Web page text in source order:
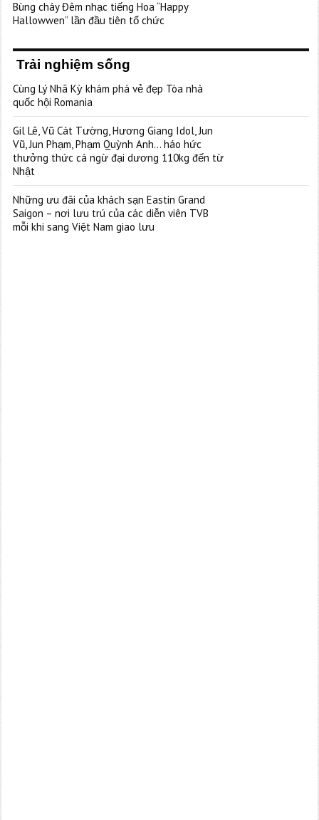
Bùng cháy Đêm nhạc tiếng Hoa “Happy
Hallowwen” lần đầu tiên tổ chức
Trải nghiệm sống
Cùng Lý Nhã Kỳ khám phá vẻ đẹp Tòa nhà
quốc hội Romania
Gil Lê, Vũ Cát Tường, Hương Giang Idol, Jun
Vũ, Jun Phạm, Phạm Quỳnh Anh… háo hức
thưởng thức cá ngừ đại dương 110kg đến từ
Nhật
Những ưu đãi của khách sạn Eastin Grand
Saigon – nơi lưu trú của các diễn viên TVB
mỗi khi sang Việt Nam giao lưu